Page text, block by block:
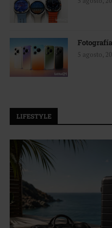
5 agosto,
LIFESTYLE